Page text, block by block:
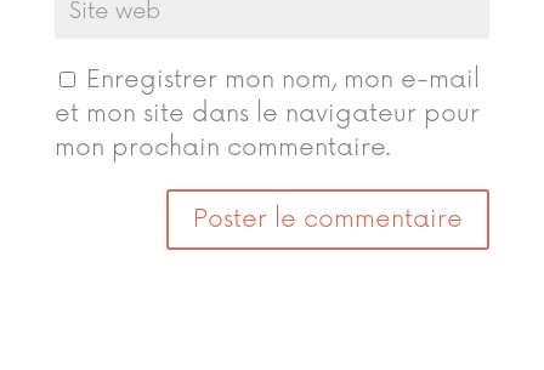
Enregistrer mon nom, mon e-mail
et mon site dans le navigateur pour
mon prochain commentaire.